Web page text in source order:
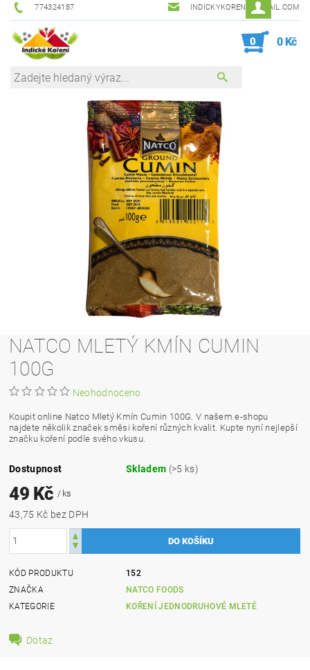
774324187 INDICKYKORENI@GMAIL.COM
0 0 Kč
NATCO MLETÝ KMÍN CUMIN
100G
Neohodnoceno
Koupit online Natco Mletý Kmín Cumin 100G. V našem e-shopu
najdete několik značek směsi koření různých kvalit. Kupte nyní nejlepší
značku koření podle svého vkusu.
Dostupnost Skladem (>5 ks)
49 Kč/ ks
43,75 Kč bez DPH
KÓD PRODUKTU
152
ZNAČKA
NATCO FOODS
KATEGORIE
KOŘENÍ JEDNODRUHOVÉ MLETÉ
Dotaz